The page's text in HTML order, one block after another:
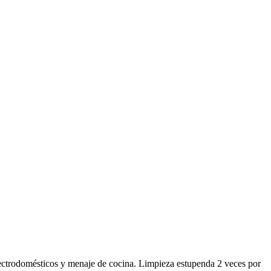
y menaje de cocina. Limpieza estupenda 2 veces por